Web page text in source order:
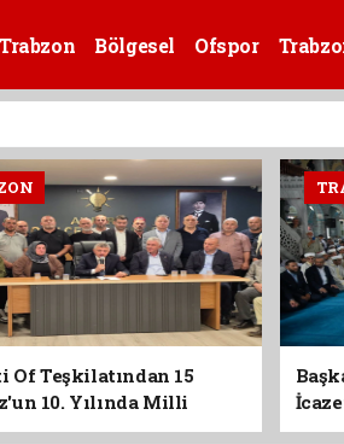
Bölgesel Ofspor
Of Teşkilatından 15
10. Yılında Milli